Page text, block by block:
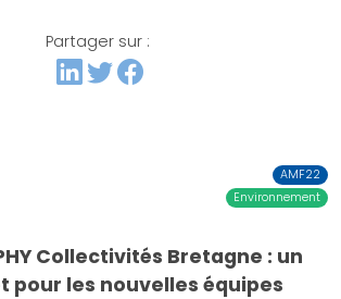
Partager sur :
AMF22
Environnement
Collectivités Bretagne : un
pour les nouvelles équipes